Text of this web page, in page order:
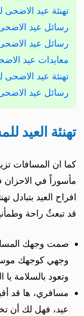
تهنئة عيد الاضحى
رسائل عيد
رسائل عيد
معايدات عيد
تهنئة عيد الاضحى
رسائل عيد
تهنئة العيد
كما ان المسافات
مأسوراً في الاحزان
افراح العيد بتبادل
قد تبعثُ راحة
صمت وجهك
وجهي كوجهك
وتعود بالسلامة
مسافري، ها قد
عيد، فهل لك أن